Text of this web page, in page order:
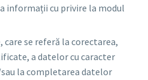
informații cu privire la modul
se referă la corectarea,
a datelor cu caracter
la completarea datelor